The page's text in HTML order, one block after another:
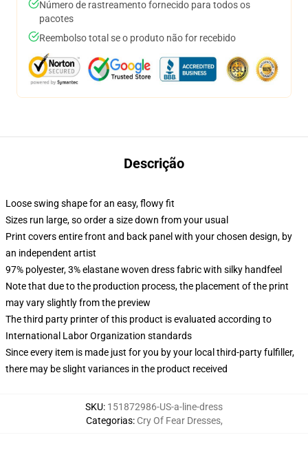
Número de rastreamento fornecido para todos os
pacotes
Reembolso total se o produto não for recebido
Descrição
Loose swing shape for an easy, flowy fit
Sizes run large, so order a size down from your usual
Print covers entire front and back panel with your chosen design, by
an independent artist
97% polyester, 3% elastane woven dress fabric with silky handfeel
Note that due to the production process, the placement of the print
may vary slightly from the preview
The third party printer of this product is evaluated according to
International Labor Organization standards
Since every item is made just for you by your local third-party fulfiller,
there may be slight variances in the product received
SKU: 151872986-US-a-line-dress
Categorias: Cry Of Fear Dresses,